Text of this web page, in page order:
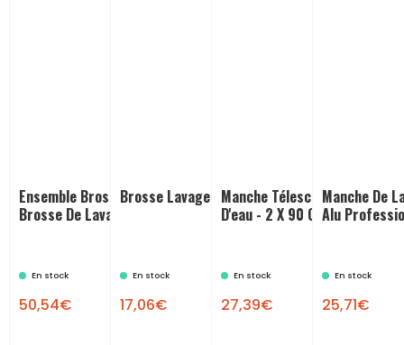
Ensemble Brosse + Manche :
Brosse De Lavage Voiture
En stock
50,54€
Brosse Lavage Bleue Grise
En stock
17,06€
Manche Télescopique Alu
D'eau - 2 X 90 Cm
En stock
27,39€
Manche De
Alu
En stock
25,71€